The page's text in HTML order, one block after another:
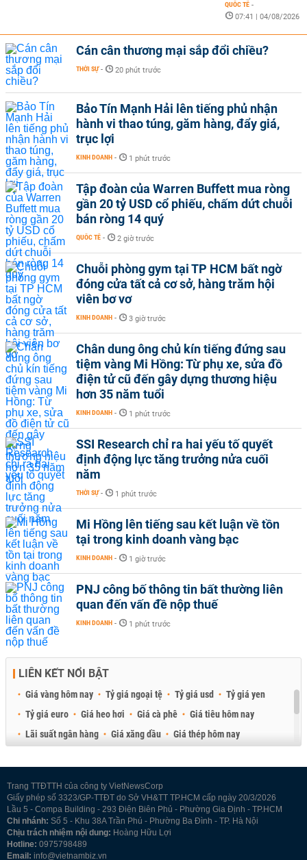
QUỐC TẾ -
07:41 | 04/08/2026
Cán cân thương mại sắp đổi chiều?
THỜI SỰ - 20 phút trước
Bảo Tín Mạnh Hải lên tiếng phủ nhận
hành vi thao túng, găm hàng, đẩy giá,
trục lợi
KINH DOANH - 1 phút trước
Tập đoàn của Warren Buffett mua ròng
gần 20 tỷ USD cổ phiếu, chấm dứt chuỗi
bán ròng 14 quý
QUỐC TẾ - 2 giờ trước
Chuỗi phòng gym tại TP HCM bất ngờ
đóng cửa tất cả cơ sở, hàng trăm hội
viên bơ vơ
KINH DOANH - 3 giờ trước
Chân dung ông chủ kín tiếng đứng sau
tiệm vàng Mi Hồng: Từ phụ xe, sửa đồ
điện tử cũ đến gây dựng thương hiệu
hơn 35 năm tuổi
KINH DOANH - 1 phút trước
SSI Research chỉ ra hai yếu tố quyết
định động lực tăng trưởng nửa cuối
năm
THỜI SỰ - 1 phút trước
Mi Hồng lên tiếng sau kết luận về tồn
tại trong kinh doanh vàng bạc
KINH DOANH - 1 giờ trước
PNJ công bố thông tin bất thường liên
quan đến vấn đề nộp thuế
KINH DOANH - 1 phút trước
LIÊN KẾT NỔI BẬT
Giá vàng hôm nay Tỷ giá ngoại tệ Tỷ giá usd
Tỷ giá yen
Tỷ giá euro
Giá heo hơi Giá cà phê
Giá tiêu hôm nay
Lãi suất ngân hàng
Giá xăng dầu
Giá thép hôm nay
Trang TTĐTTH của công ty VietNewsCorp
Giấy phép số 3323/GP-TTĐT do Sở VH&TT TP.HCM cấp ngày 20/3/2026
Lầu 5 - Compa Building - 293 Điện Biên Phủ - Phường Gia Định - TP.HCM
Chi nhánh: Số 5 - Khu 38A Trần Phú - Phường Ba Đình - TP. Hà Nội
Chịu trách nhiệm nội dung: Hoàng Hữu Lợi
Hotline: 0975798489
Email: info@vietnambiz.vn